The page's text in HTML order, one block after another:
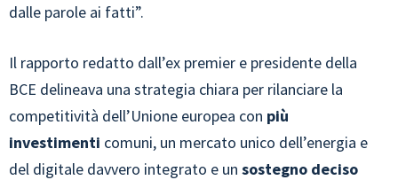
dalle parole ai fatti”.
Il rapporto redatto dall’ex premier e presidente della
BCE delineava una strategia chiara per rilanciare la
competitività dell’Unione europea con più
investimenti comuni, un mercato unico dell’energia e
del digitale davvero integrato e un sostegno deciso